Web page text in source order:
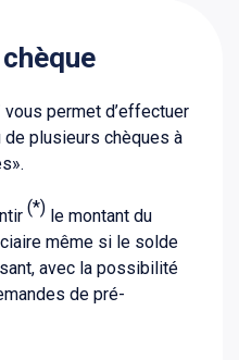
vous permet d’effectuer
de plusieurs chèques à
(*) le montant du
même si le solde
avec la possibilité
de pré-